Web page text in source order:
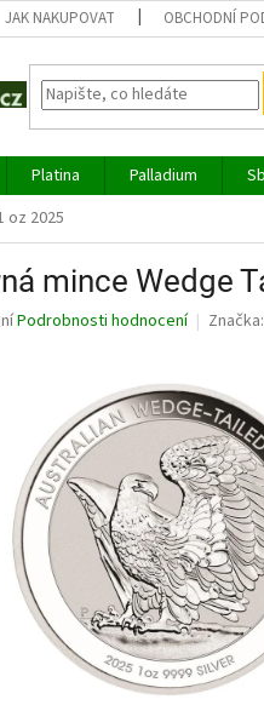
JAK NAKUPOVAT OBCHODNÍ
Platina Palladium
oz 2025
mince Wedge
Podrobnosti hodnocení Značka: